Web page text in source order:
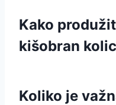
Kako
kišobran
Koliko je